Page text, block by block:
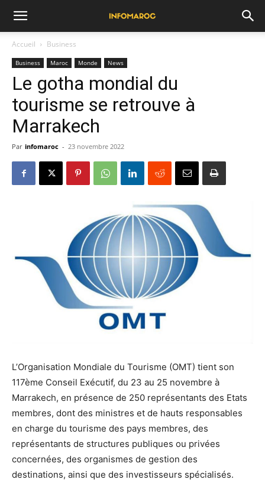
Accueil Business
Business Maroc Monde News
Le gotha mondial du
tourisme se retrouve à
Marrakech
Par infomaroc - 23 novembre 2022
L’Organisation Mondiale du Tourisme (OMT) tient son
117ème Conseil Exécutif, du 23 au 25 novembre à
Marrakech, en présence de 250 représentants des Etats
membres, dont des ministres et de hauts responsables
en charge du tourisme des pays membres, des
représentants de structures publiques ou privées
concernées, des organismes de gestion des
destinations, ainsi que des investisseurs spécialisés.